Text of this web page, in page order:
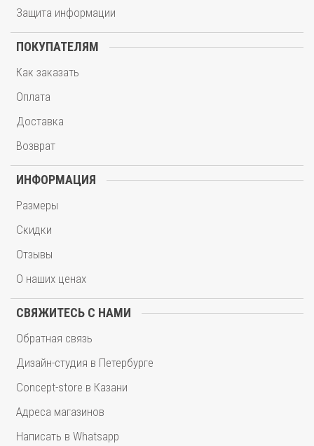
Защита информации
ПОКУПАТЕЛЯМ
Как заказать
Оплата
Доставка
Возврат
ИНФОРМАЦИЯ
Размеры
Скидки
Отзывы
О наших ценах
СВЯЖИТЕСЬ С НАМИ
Обратная связь
Дизайн-студия в Петербурге
Concept-store в Казани
Адреса магазинов
Написать в Whatsapp